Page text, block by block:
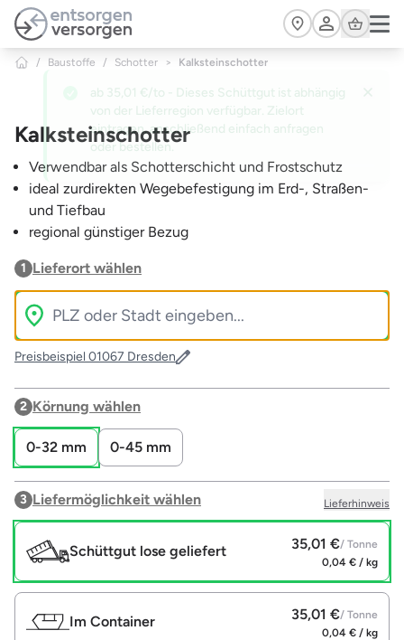
Zum Hauptinhalt springen
Cart
/ Baustoffe / Schotter > Kalksteinschotter
Kalksteinschotter
Verwendbar als Schotterschicht und Frostschutz
ideal zurdirekten Wegebefestigung im Erd-, Straßen-
und Tiefbau
regional günstiger Bezug
1 Lieferort wählen
Preisbeispiel 01067 Dresden
2 Körnung wählen
0-32 mm 0-45 mm
3 Liefermöglichkeit wählen Lieferhinweis
Schüttgut lose geliefert 35,01 €/ Tonne
0,04 € / kg
Im Container 35,01 €/ Tonne
0,04 € / kg